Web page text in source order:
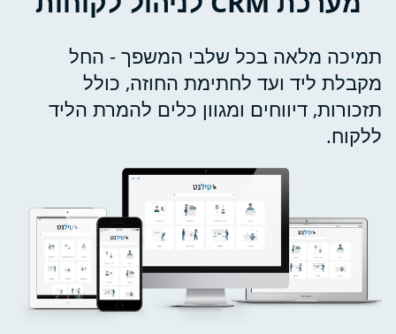
תמיכה מלאה בכל שלבי המשפך - החל
מקבלת ליד ועד לחתימת החוזה, כולל
תזכורות, דיווחים ומגוון כלים להמרת הליד
ללקוח.